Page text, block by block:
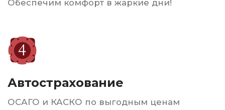
Сервисное
и восстановлению шин, что позволяет
продлить срок их службы.
Гарантируем высокое качество